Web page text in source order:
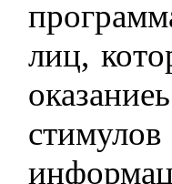
лиц,